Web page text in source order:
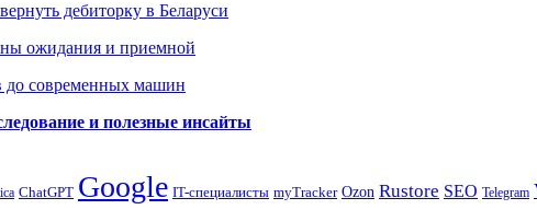
дебиторку в Беларуси
ожидания и приемной
до современных машин
и полезные инсайты
ChatGPT Google IT-специалисты myTracker Ozon Rustore SEO Telegram